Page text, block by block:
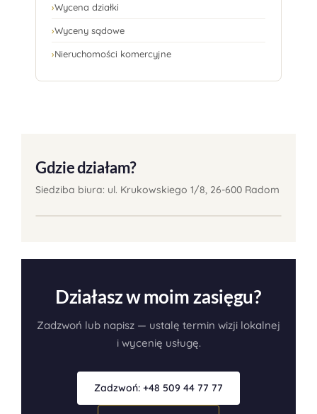
›Wycena działki
›Wyceny sądowe
›Nieruchomości komercyjne
Gdzie działam?
Siedziba biura: ul. Krukowskiego 1/8, 26-600 Radom
Działasz w moim zasięgu?
Zadzwoń lub napisz — ustalę termin wizji lokalnej
i wycenię usługę.
Zadzwoń: +48 509 44 77 77